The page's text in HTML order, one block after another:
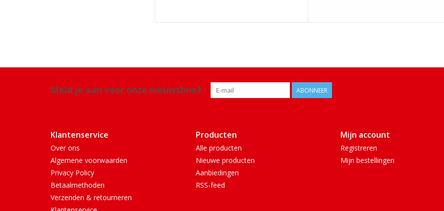
Meld je aan voor onze nieuwsbrief: ABONNEER
Klantenservice
Over ons
Algemene voorwaarden
Privacy Policy
Betaalmethoden
Verzenden & retourneren
Producten
Alle producten
Nieuwe producten
Aanbiedingen
RSS-feed
Mijn account
Registreren
Mijn bestellingen